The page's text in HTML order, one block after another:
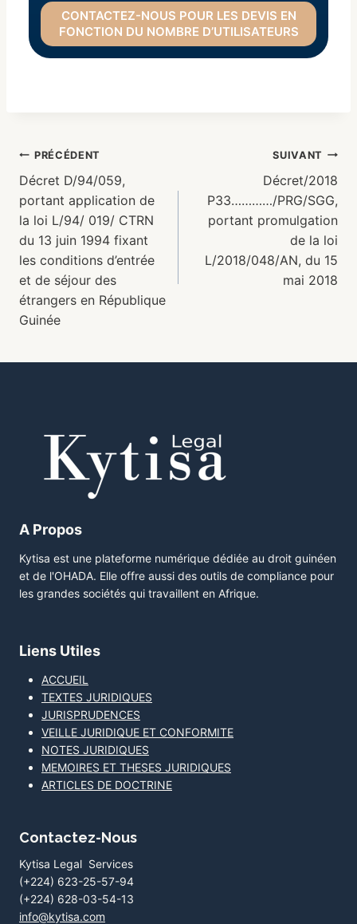
CONTACTEZ-NOUS POUR LES DEVIS EN
FONCTION DU NOMBRE D’UTILISATEURS
PRÉCÉDENT
Décret D/94/059,
portant application de
la loi L/94/ 019/ CTRN
du 13 juin 1994 fixant
les conditions d’entrée
et de séjour des
étrangers en République
Guinée
SUIVANT
Décret/2018
P33…………/PRG/SGG,
portant promulgation
de la loi
L/2018/048/AN, du 15
mai 2018
A Propos
Kytisa est une plateforme numérique dédiée au droit guinéen
et de l'OHADA. Elle offre aussi des outils de compliance pour
les grandes sociétés qui travaillent en Afrique.
Liens Utiles
ACCUEIL
TEXTES JURIDIQUES
JURISPRUDENCES
VEILLE JURIDIQUE ET CONFORMITE
NOTES JURIDIQUES
MEMOIRES ET THESES JURIDIQUES
ARTICLES DE DOCTRINE
Contactez-Nous
Kytisa Legal Services
(+224) 623-25-57-94
(+224) 628-03-54-13
info@kytisa.com